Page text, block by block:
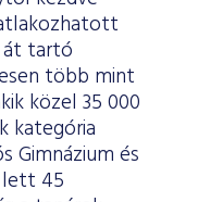
át tartó
több mint
közel 35 000
kategória
Gimnázium és
lett 45